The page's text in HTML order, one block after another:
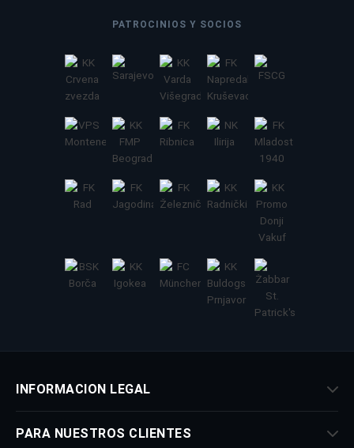
PATROCINIOS Y SOCIOS
INFORMACION LEGAL
PARA NUESTROS CLIENTES